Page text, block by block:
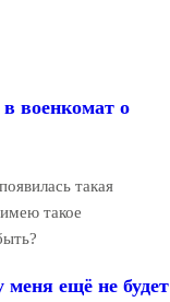
военкомат о
такая
такое
ещё не будет